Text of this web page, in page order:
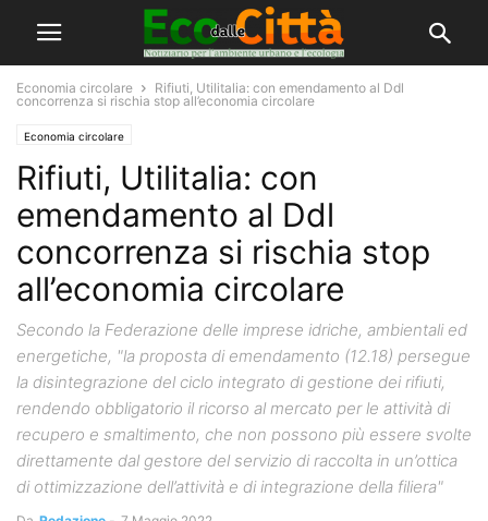
Economia circolare
Rifiuti, Utilitalia: con emendamento al Ddl
concorrenza si rischia stop all’economia circolare
Economia circolare
Rifiuti, Utilitalia: con
emendamento al Ddl
concorrenza si rischia stop
all’economia circolare
Secondo la Federazione delle imprese idriche, ambientali ed
energetiche, "la proposta di emendamento (12.18) persegue
la disintegrazione del ciclo integrato di gestione dei rifiuti,
rendendo obbligatorio il ricorso al mercato per le attività di
recupero e smaltimento, che non possono più essere svolte
direttamente dal gestore del servizio di raccolta in un’ottica
di ottimizzazione dell’attività e di integrazione della filiera"